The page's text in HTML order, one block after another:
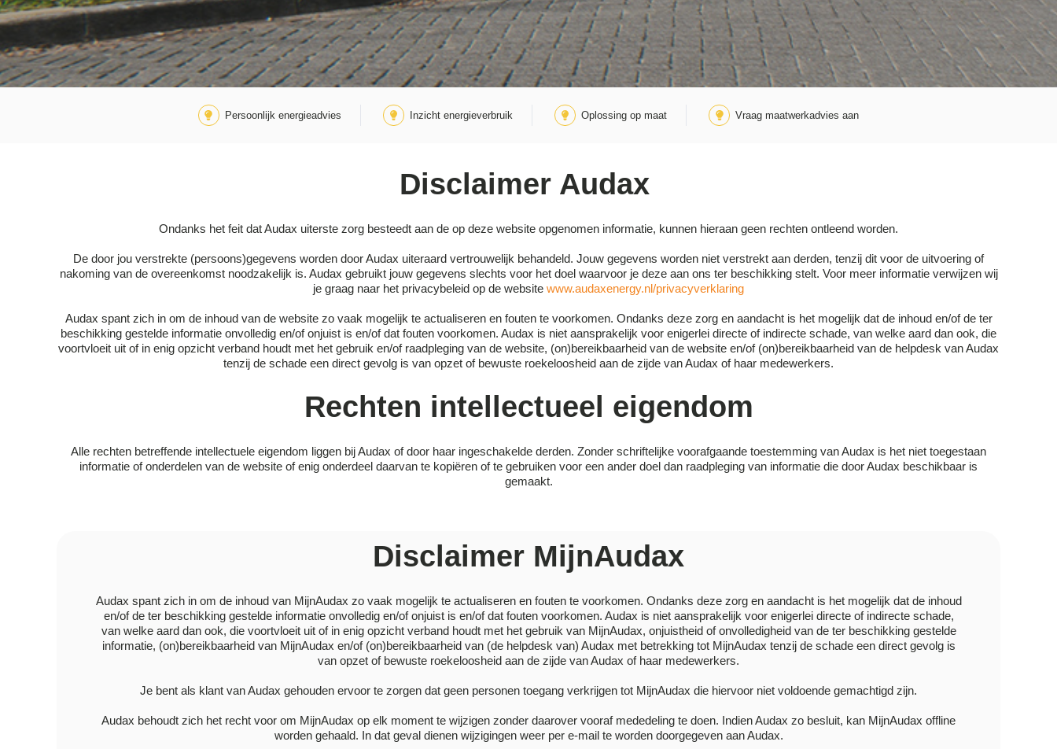
Persoonlijk energieadvies Inzicht energieverbruik Oplossing op maat Vraag maatwerkadvies aan
Disclaimer Audax
Ondanks het feit dat Audax uiterste zorg besteedt aan de op deze website opgenomen informatie, kunnen hieraan geen rechten ontleend worden.
De door jou verstrekte (persoons)gegevens worden door Audax uiteraard vertrouwelijk behandeld. Jouw gegevens worden niet verstrekt aan derden, tenzij dit voor de uitvoering of
nakoming van de overeenkomst noodzakelijk is. Audax gebruikt jouw gegevens slechts voor het doel waarvoor je deze aan ons ter beschikking stelt. Voor meer informatie verwijzen wij
je graag naar het privacybeleid op de website www.audaxenergy.nl/privacyverklaring
Audax spant zich in om de inhoud van de website zo vaak mogelijk te actualiseren en fouten te voorkomen. Ondanks deze zorg en aandacht is het mogelijk dat de inhoud en/of de ter
beschikking gestelde informatie onvolledig en/of onjuist is en/of dat fouten voorkomen. Audax is niet aansprakelijk voor enigerlei directe of indirecte schade, van welke aard dan ook, die
voortvloeit uit of in enig opzicht verband houdt met het gebruik en/of raadpleging van de website, (on)bereikbaarheid van de website en/of (on)bereikbaarheid van de helpdesk van Audax
tenzij de schade een direct gevolg is van opzet of bewuste roekeloosheid aan de zijde van Audax of haar medewerkers.
Rechten intellectueel eigendom
Alle rechten betreffende intellectuele eigendom liggen bij Audax of door haar ingeschakelde derden. Zonder schriftelijke voorafgaande toestemming van Audax is het niet toegestaan
informatie of onderdelen van de website of enig onderdeel daarvan te kopiëren of te gebruiken voor een ander doel dan raadpleging van informatie die door Audax beschikbaar is
gemaakt.
Disclaimer MijnAudax
Audax spant zich in om de inhoud van MijnAudax zo vaak mogelijk te actualiseren en fouten te voorkomen. Ondanks deze zorg en aandacht is het mogelijk dat de inhoud
en/of de ter beschikking gestelde informatie onvolledig en/of onjuist is en/of dat fouten voorkomen. Audax is niet aansprakelijk voor enigerlei directe of indirecte schade,
van welke aard dan ook, die voortvloeit uit of in enig opzicht verband houdt met het gebruik van MijnAudax, onjuistheid of onvolledigheid van de ter beschikking gestelde
informatie, (on)bereikbaarheid van MijnAudax en/of (on)bereikbaarheid van (de helpdesk van) Audax met betrekking tot MijnAudax tenzij de schade een direct gevolg is
van opzet of bewuste roekeloosheid aan de zijde van Audax of haar medewerkers.
Je bent als klant vanAudax gehouden ervoor te zorgen dat geen personen toegang verkrijgen tot MijnAudax die hiervoor niet voldoende gemachtigd zijn.
Audax behoudt zich het recht voor om MijnAudax op elk moment te wijzigen zonder daarover vooraf mededeling te doen. Indien Audax zo besluit, kan MijnAudax offline
worden gehaald. In dat geval dienen wijzigingen weer per e-mail te worden doorgegeven aan Audax.